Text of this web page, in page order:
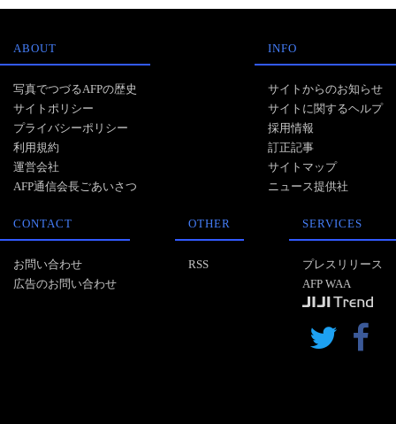
ABOUT
写真でつづるAFPの歴史
サイトポリシー
プライバシーポリシー
利用規約
運営会社
AFP通信会長ごあいさつ
INFO
サイトからのお知らせ
サイトに関するヘルプ
採用情報
訂正記事
サイトマップ
ニュース提供社
CONTACT
お問い合わせ
広告のお問い合わせ
OTHER
RSS
SERVICES
プレスリリース
AFP WAA